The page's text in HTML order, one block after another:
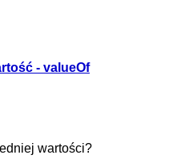
- valueOf
wartości?